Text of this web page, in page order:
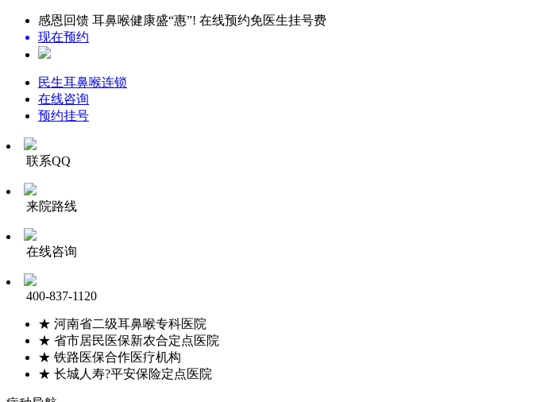
感恩回馈 耳鼻喉健康盛“惠”! 在线预约免医生挂号费
现在预约
民生耳鼻喉连锁
在线咨询
预约挂号
联系QQ
来院路线
在线咨询
400-837-1120
★ 河南省二级耳鼻喉专科医院
★ 省市居民医保新农合定点医院
★ 铁路医保合作医疗机构
★ 长城人寿?平安保险定点医院